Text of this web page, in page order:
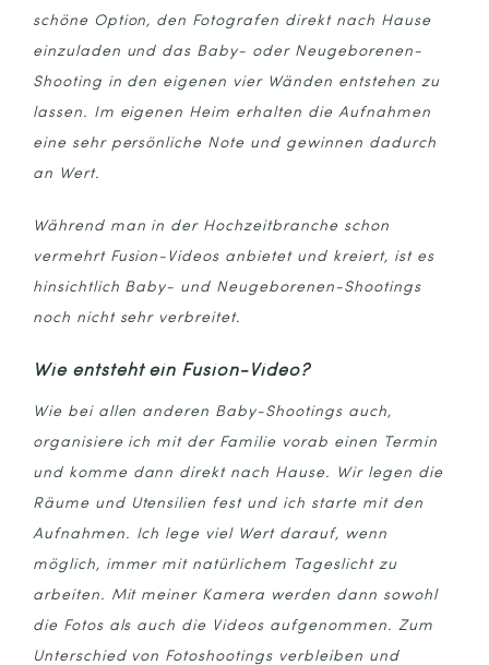
schöne Option, den Fotografen direkt nach Hause
einzuladen und das Baby- oder Neugeborenen-
Shooting in den eigenen vier Wänden entstehen zu
lassen. Im eigenen Heim erhalten die Aufnahmen
eine sehr persönliche Note und gewinnen dadurch
an Wert.
Während man in der Hochzeitbranche schon
vermehrt Fusion-Videos anbietet und kreiert, ist es
hinsichtlich Baby- und Neugeborenen-Shootings
noch nicht sehr verbreitet.
Wie entsteht ein Fusion-Video?
Wie bei allen anderen Baby-Shootings auch,
organisiere ich mit der Familie vorab einen Termin
und komme dann direkt nach Hause. Wir legen die
Räume und Utensilien fest und ich starte mit den
Aufnahmen. Ich lege viel Wert darauf, wenn
möglich, immer mit natürlichem Tageslicht zu
arbeiten. Mit meiner Kamera werden dann sowohl
die Fotos als auch die Videos aufgenommen. Zum
Unterschied von Fotoshootings verbleiben und